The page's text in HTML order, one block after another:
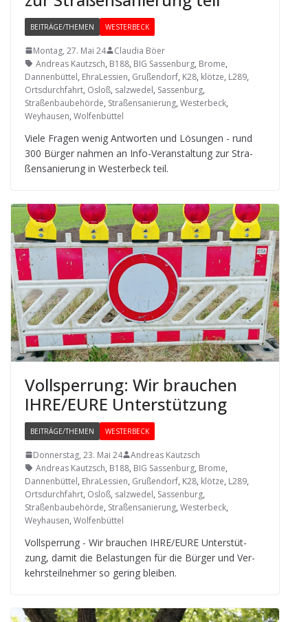
BEITRÄGE/THEMEN WESTERBECK
Montag, 27. Mai 24
Claudia Böer
Andreas Kautzsch, B188, BIG Sassenburg, Brome,
Dannenbüttel, EhraLessien, Grußendorf, K28, klötze, L289,
Ortsdurchfahrt, Osloß, salzwedel, Sassenburg,
Straßenbaubehörde, Straßensanierung, Westerbeck,
Weyhausen, Wolfenbüttel
Viele Fra­gen wenig Ant­wor­ten und Lösun­gen - rund
300 Bür­ger nah­men an Info-Ver­an­stal­tung zur Stra­
ßen­sa­nie­rung in Wes­ter­beck teil.
Voll­sper­rung: Wir brau­chen
IHRE/EURE Unterstützung
BEITRÄGE/THEMEN WESTERBECK
Donnerstag, 23. Mai 24
Andreas Kautzsch
Andreas Kautzsch, B188, BIG Sassenburg, Brome,
Dannenbüttel, EhraLessien, Grußendorf, K28, klötze, L289,
Ortsdurchfahrt, Osloß, salzwedel, Sassenburg,
Straßenbaubehörde, Straßensanierung, Westerbeck,
Weyhausen, Wolfenbüttel
Voll­sper­rung - Wir brau­chen IHRE/EURE Unter­stüt­
zung, damit die Belas­tun­gen für die Bür­ger und Ver­
kehrs­teil­neh­mer so gering bleiben.